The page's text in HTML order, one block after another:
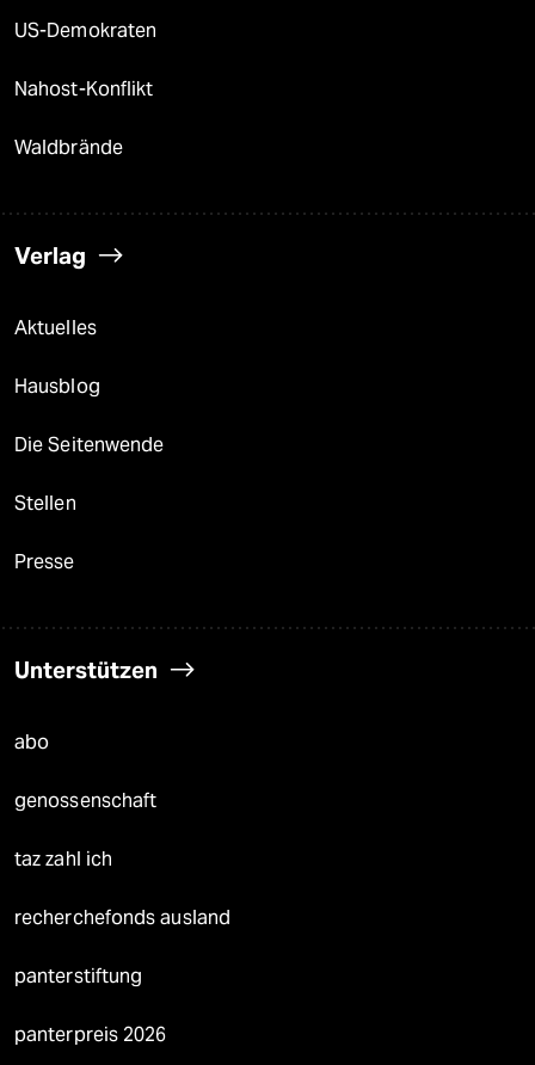
US-Demokraten
Nahost-Konflikt
Waldbrände
Verlag
Aktuelles
Hausblog
Die Seitenwende
Stellen
Presse
Unterstützen
abo
genossenschaft
taz zahl ich
recherchefonds ausland
panterstiftung
panterpreis 2026